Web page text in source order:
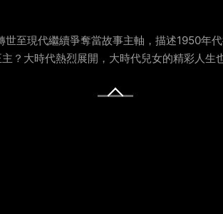
至現代繼續爭奪當故事主軸，描述1950年
？大時代熱烈展開，大時代兒女的精彩人生